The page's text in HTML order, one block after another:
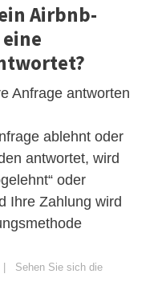
Airbnb-
Anfrage antworten
ablehnt oder
antwortet, wird
oder
Ihre Zahlung wird
| Sehen Sie sich die